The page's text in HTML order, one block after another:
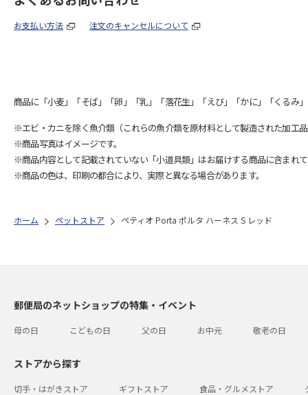
お支払い方法 注文のキャンセルについて
商品に「小麦」「そば」「卵」「乳」「落花生」「えび」「かに」「くるみ
※エビ・カニを除く魚介類（これらの魚介類を原材料として製造された加工
※商品写真はイメージです。
※商品内容として記載されていない「小道具類」はお届けする商品に含まれて
※商品の色は、印刷の都合により、実際と異なる場合があります。
ホーム ペットストア ペティオ Porta ポルタ ハーネス S レッド
郵便局のネットショップの特集・イベント
母の日 こどもの日 父の日 お中元 敬老の日
ストアから探す
切手・はがきストア ギフトストア 食品・グルメストア